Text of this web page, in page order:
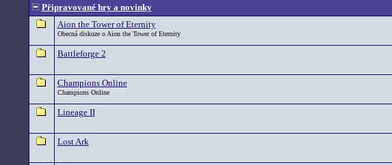
Připravované hry a novinky
Aion the Tower of Eternity
Obecná diskuze o Aion the Tower of Eternity
Battleforge 2
Champions Online
Champions Online
Lineage II
Lost Ark